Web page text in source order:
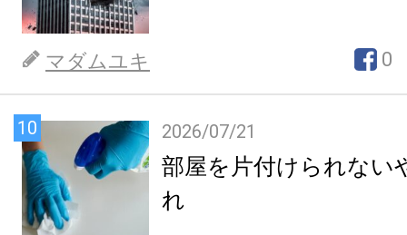
マダムユキ 0
10 2026/07/21
部屋を片付けられない
れ